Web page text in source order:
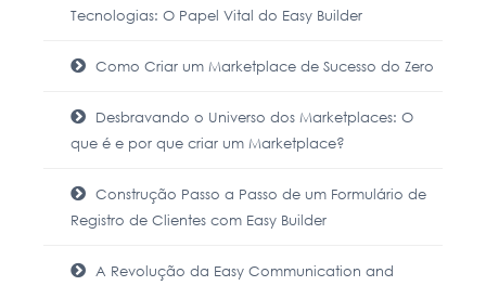
Tecnologias: O Papel Vital do Easy Builder
Como Criar um Marketplace de Sucesso do Zero
Desbravando o Universo dos Marketplaces: O
que é e por que criar um Marketplace?
Construção Passo a Passo de um Formulário de
Registro de Clientes com Easy Builder
A Revolução da Easy Communication and